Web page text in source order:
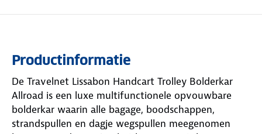
Productinformatie
De Travelnet Lissabon Handcart Trolley Bolderkar
Allroad is een luxe multifunctionele opvouwbare
bolderkar waarin alle bagage, boodschappen,
strandspullen en dagje wegspullen meegenomen